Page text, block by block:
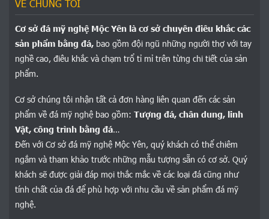
VỀ CHÚNG TÔI
Cơ sở đá mỹ nghệ Mộc Yên là cơ sở chuyên điêu khắc các
sản phẩm bằng đá, bao gồm đội ngũ những người thợ với tay
nghề cao, điêu khắc và chạm trổ tỉ mỉ trên từng chi tiết của sản
phẩm.
Cơ sở chúng tôi nhận tất cả đơn hàng liên quan đến các sản
phẩm về đá mỹ nghệ bao gồm: Tượng đá, chân dung, linh
Vật, công trình bằng đá…
Đến với Cơ sở đá mỹ nghệ Mộc Yên, quý khách có thể chiêm
ngắm và tham khảo trước những mẫu tượng sẵn có cơ sở. Quý
khách sẽ được giải đáp mọi thắc mắc về các loại đá cũng như
tính chất của đá để phù hợp với nhu cầu về sản phẩm đá mỹ
nghệ.